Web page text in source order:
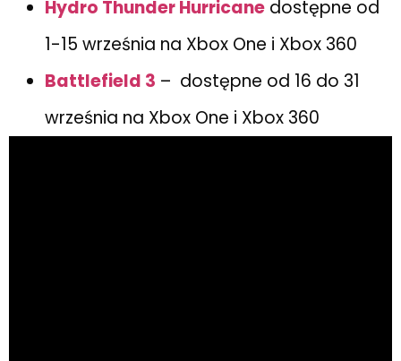
Hydro Thunder Hurricane dostępne od
1-15 września na Xbox One i Xbox 360
Battlefield 3 – dostępne od 16 do 31
września na Xbox One i Xbox 360